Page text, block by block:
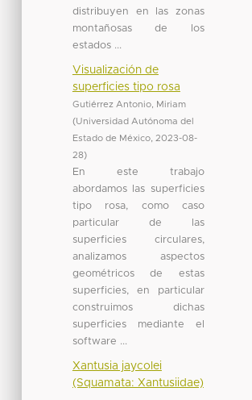
distribuyen en las zonas
montañosas de los
estados ...
Visualización de
superficies tipo rosa
Gutiérrez Antonio, Miriam
(Universidad Autónoma del
Estado de México, 2023-08-
28)
En este trabajo
abordamos las superficies
tipo rosa, como caso
particular de las
superficies circulares,
analizamos aspectos
geométricos de estas
superficies, en particular
construimos dichas
superficies mediante el
software ...
Xantusia jaycolei
(Squamata: Xantusiidae)